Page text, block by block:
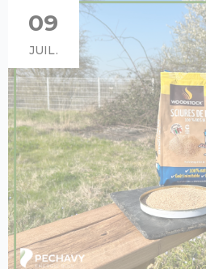
devient un geste simple,
de barbecue.
09
JUIL.